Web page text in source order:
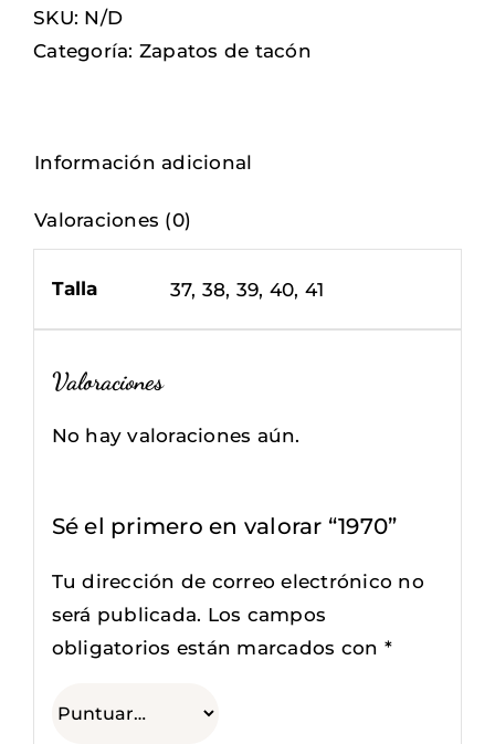
SKU: N/D
Categoría: Zapatos de tacón
Información adicional
Valoraciones (0)
Talla 37, 38, 39, 40, 41
Valoraciones
No hay valoraciones aún.
Sé el primero en valorar “1970”
Tu dirección de correo electrónico no
será publicada. Los campos
obligatorios están marcados con *